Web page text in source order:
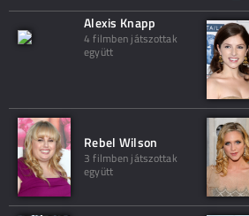
Alexis Knapp
4 filmben játszottak
együtt
Rebel Wilson
3 filmben játszottak
együtt